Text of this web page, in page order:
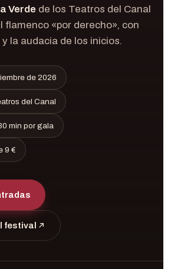
Verde de los Teatros del Canal
flamenco «por derecho», con
la audacia de los inicios.
de 2026
del Canal
min por gala
9 €
festival